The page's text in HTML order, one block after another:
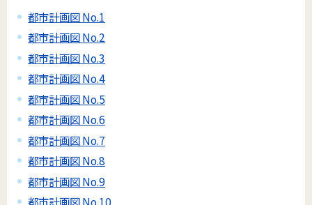
都市計画図 No.1
都市計画図 No.2
都市計画図 No.3
都市計画図 No.4
都市計画図 No.5
都市計画図 No.6
都市計画図 No.7
都市計画図 No.8
都市計画図 No.9
都市計画図 No.10